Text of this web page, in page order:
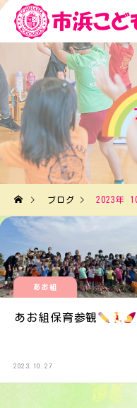
ブログ 2023年
あお組
あお組保育参観
2023.10.27